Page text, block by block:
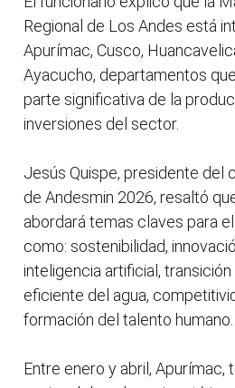
Regional de Los Andes está
Apurímac, Cusco,
Ayacucho, departamentos
parte significativa de la
inversiones del sector.
Jesús Quispe, presidente del
de Andesmin 2026, resaltó
abordará temas claves para
como: sostenibilidad,
inteligencia artificial,
eficiente del agua,
formación del talento humano.
Entre enero y abril,